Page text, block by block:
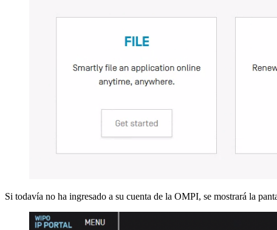
Si todavía no ha ingresado a su cuenta de la OMPI, se mostrará la